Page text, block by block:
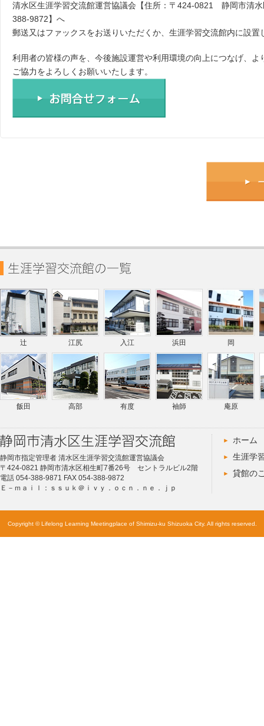
清水区生涯学習交流館運営協議会【住所：〒424-0821 静岡市
388-9872】へ
郵送又はファックスをお送りいただくか、生涯学習交流館内に設
利用者の皆様の声を、今後施設運営や利用環境の向上につなげ、
ご協力をよろしくお願いいたします。
辻 江尻 入江 浜田 岡
飯田 高部 有度 袖師 庵原
静岡市指定管理者 清水区生涯学習交流館運営協議会
〒424-0821 静岡市清水区相生町7番26号 セントラルビル2階
電話 054-388-9871 FAX 054-388-9872
Ｅ－ｍａｉｌ：ｓｓｕｋ＠ｉｖｙ．ｏｃｎ．ｎｅ．ｊｐ
ホーム
生涯学
貸館の
Copyright © Lifelong Learning Meetingplace of Shimizu-ku Shizuoka City. All rights reserved.